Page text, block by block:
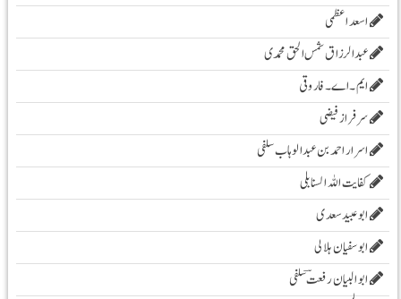
اسعد اعظمی
عبدالرزاق شمس الحق محمدی
ایم۔ اے۔ فاروقی
سرفراز فیضی
اسرار احمد بن عبدالوہاب سلفی
کفایت اللہ السنابلی
ابوعبید سعدی
ابو سفیان ہلالی
ابوالبیان رفعت ؔسلفی